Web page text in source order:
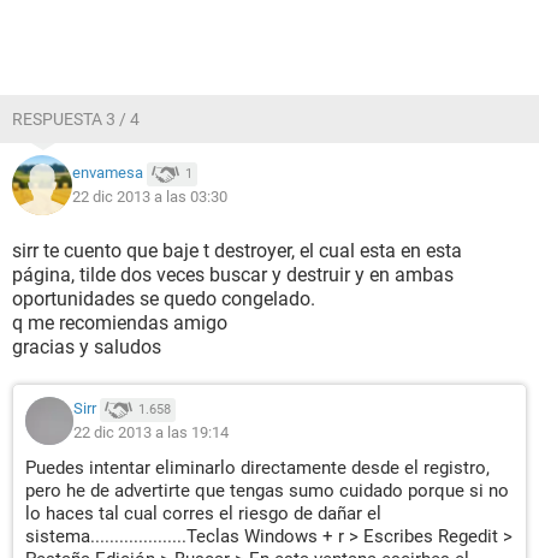
RESPUESTA 3 / 4
envamesa 1
22 dic 2013 a las 03:30
sirr te cuento que baje t destroyer, el cual esta en esta
página, tilde dos veces buscar y destruir y en ambas
oportunidades se quedo congelado.
q me recomiendas amigo
gracias y saludos
Sirr 1.658
22 dic 2013 a las 19:14
Puedes intentar eliminarlo directamente desde el registro,
pero he de advertirte que tengas sumo cuidado porque si no
lo haces tal cual corres el riesgo de dañar el
sistema....................Teclas Windows + r > Escribes Regedit >